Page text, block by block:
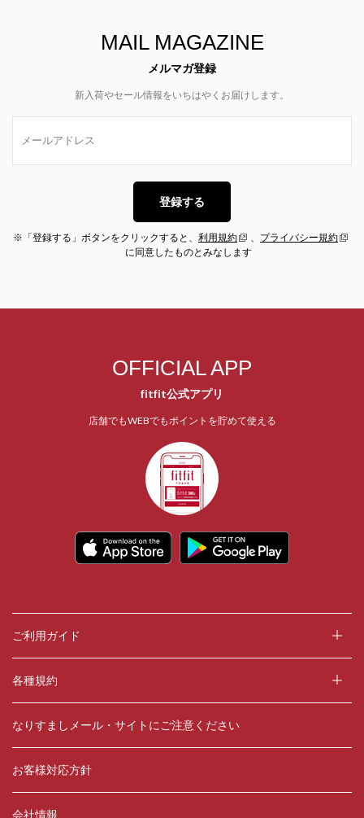
MAIL MAGAZINE
メルマガ登録
新入荷やセール情報をいちはやくお届けします。
登録する
※「登録する」ボタンをクリックすると、 利用規約
プライバシー規約
に同意したものとみなします
OFFICIAL APP
fitfit公式アプリ
店舗でもWEBでもポイントを貯めて使える
ご利用ガイド
各種規約
なりすましメール・サイトにご注意ください
お客様対応方針
会社情報